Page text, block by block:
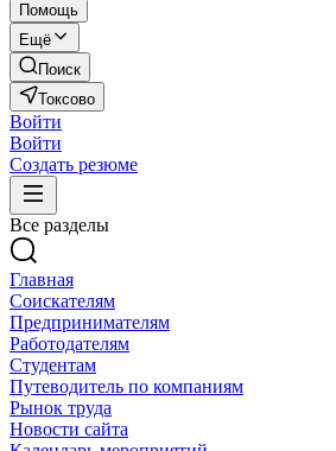
Помощь
Ещё
Поиск
Токсово
Войти
Войти
Создать резюме
Все разделы
Главная
Соискателям
Предпринимателям
Работодателям
Студентам
Путеводитель по компаниям
Рынок труда
Новости сайта